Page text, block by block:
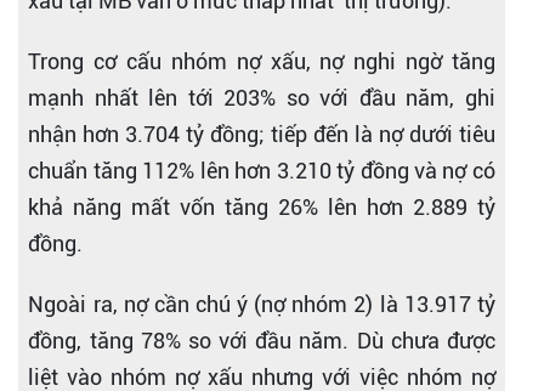
Trong cơ cấu nhóm nợ xấu, nợ nghi ngờ tăng
mạnh nhất lên tới 203% so với đầu năm, ghi
nhận hơn 3.704 tỷ đồng; tiếp đến là nợ dưới tiêu
chuẩn tăng 112% lên hơn 3.210 tỷ đồng và nợ có
khả năng mất vốn tăng 26% lên hơn 2.889 tỷ
đồng.​
Ngoài ra, nợ cần chú ý (nợ nhóm 2) là 13.917 tỷ
đồng, tăng 78% so với đầu năm. Dù chưa được
liệt vào nhóm nợ xấu nhưng với việc nhóm nợ